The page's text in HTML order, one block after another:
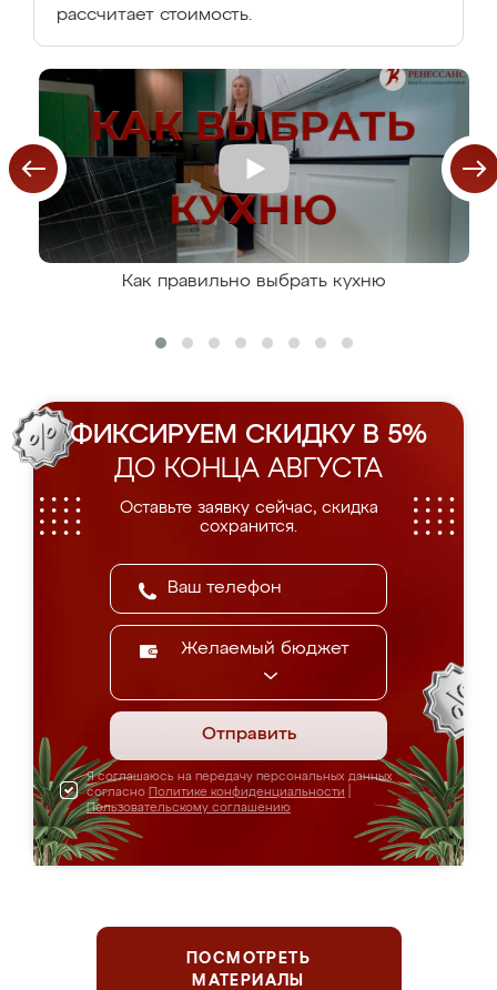
рассчитает стоимость.
Как правильно выбрать кухню
ФИКСИРУЕМ СКИДКУ В 5%
ДО КОНЦА АВГУСТА
Оставьте заявку сейчас, скидка
сохранится.
Желаемый бюджет
Отправить
Я соглашаюсь на передачу персональных данных
согласно Политике конфиденциальности
Пользовательскому соглашению
ПОСМОТРЕТЬ
МАТЕРИАЛЫ